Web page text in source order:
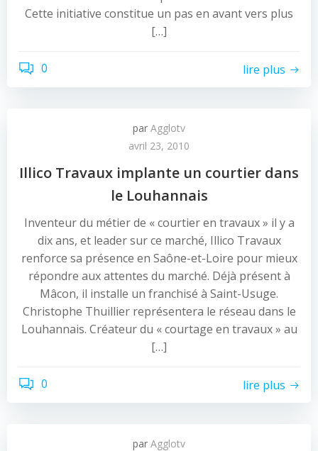
Cette initiative constitue un pas en avant vers plus
[…]
0 lire plus
par Agglotv
avril 23, 2010
Illico Travaux implante un courtier dans
le Louhannais
Inventeur du métier de « courtier en travaux » il y a
dix ans, et leader sur ce marché, Illico Travaux
renforce sa présence en Saône-et-Loire pour mieux
répondre aux attentes du marché. Déjà présent à
Mâcon, il installe un franchisé à Saint-Usuge.
Christophe Thuillier représentera le réseau dans le
Louhannais. Créateur du « courtage en travaux » au
[…]
0 lire plus
par Agglotv